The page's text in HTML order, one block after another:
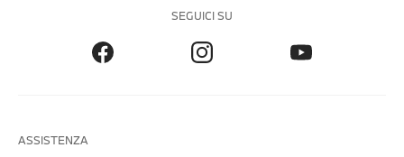
SEGUICI SU
ASSISTENZA